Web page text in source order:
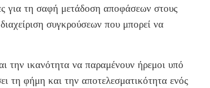
για τη σαφή μετάδοση αποφάσεων στους
συγκρούσεων που μπορεί να
την ικανότητα να παραμένουν ήρεμοι υπό
τη φήμη και την αποτελεσματικότητα ενός